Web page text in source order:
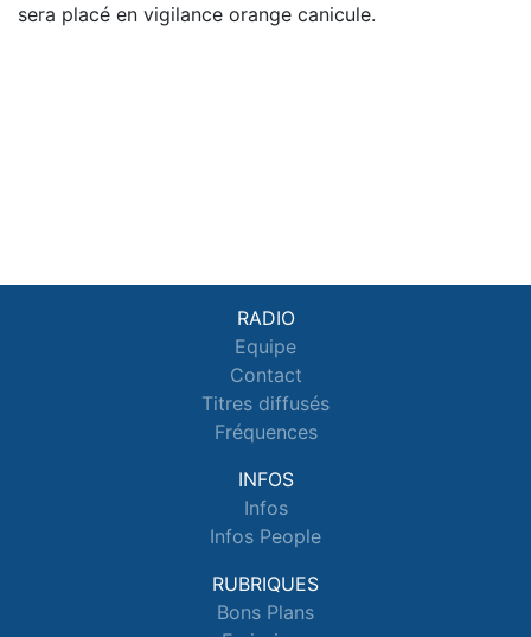
sera placé en vigilance orange canicule.
RADIO
Equipe
Contact
Titres diffusés
Fréquences
INFOS
Infos
Infos People
RUBRIQUES
Bons Plans